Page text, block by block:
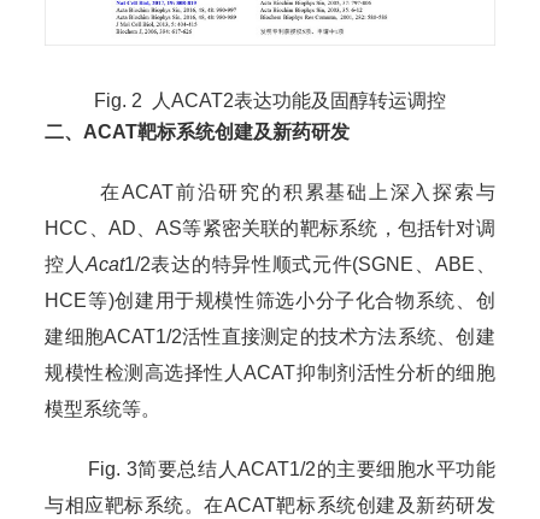
Fig. 2 人ACAT2表达功能及固醇转运调控
二、ACAT靶标系统创建及新药研发
在ACAT前沿研究的积累基础上深入探索与
HCC、AD、AS等紧密关联的靶标系统，包括针对调
控人 Acat1/2表达的特异性顺式元件(SGNE、ABE、
HCE等)创建用于规模性筛选小分子化合物系统、创
建细胞ACAT1/2活性直接测定的技术方法系统、创建
规模性检测高选择性人ACAT抑制剂活性分析的细胞
模型系统等。
Fig. 3简要总结人ACAT1/2的主要细胞水平功能
与相应靶标系统。在ACAT靶标系统创建及新药研发